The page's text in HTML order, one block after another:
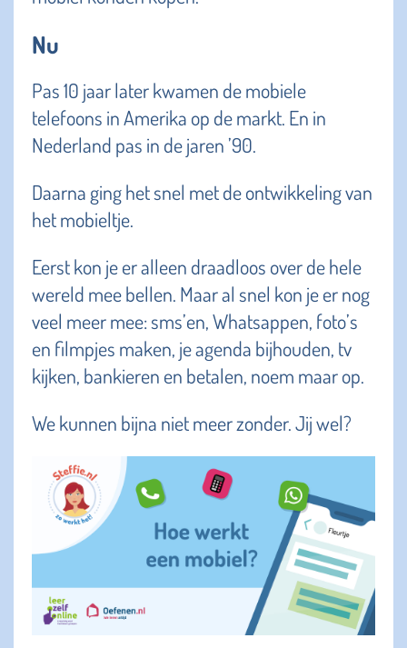
Nu
Pas 10 jaar later kwamen de mobiele
telefoons in Amerika op de markt. En in
Nederland pas in de jaren ’90.
Daarna ging het snel met de ontwikkeling van
het mobieltje.
Eerst kon je er alleen draadloos over de hele
wereld mee bellen. Maar al snel kon je er nog
veel meer mee: sms’en, Whatsappen, foto’s
en filmpjes maken, je agenda bijhouden, tv
kijken, bankieren en betalen, noem maar op.
We kunnen bijna niet meer zonder. Jij wel?